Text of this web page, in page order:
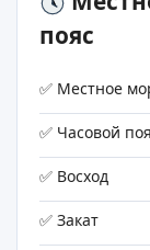
пояс
✅ Местное
✅ Часовой
✅ Восход
✅ Закат